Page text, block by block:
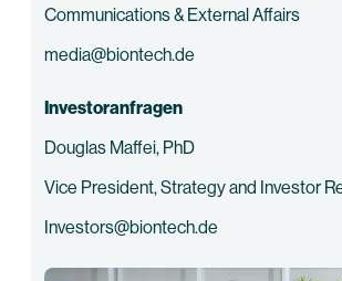
Communications & External Affairs
media@biontech.de
Investoranfragen
Douglas Maffei, PhD
Vice President, Strategy and Investor
Investors@biontech.de